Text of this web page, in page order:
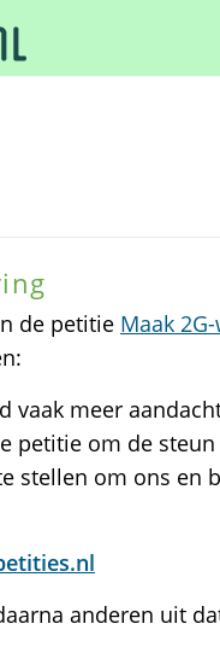
de petitie Maak
vaak meer
petitie om de
stellen om ons en
anderen uit